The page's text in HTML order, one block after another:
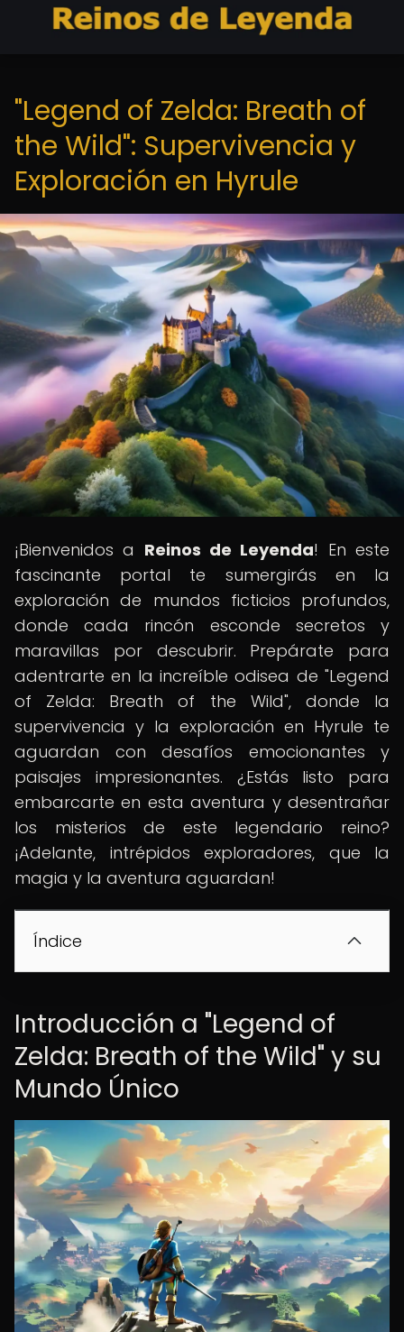
"Legend of Zelda: Breath of
the Wild": Supervivencia y
Exploración en Hyrule
¡Bienvenidos a Reinos de Leyenda! En este
fascinante portal te sumergirás en la
exploración de mundos ficticios profundos,
donde cada rincón esconde secretos y
maravillas por descubrir. Prepárate para
adentrarte en la increíble odisea de "Legend
of Zelda: Breath of the Wild", donde la
supervivencia y la exploración en Hyrule te
aguardan con desafíos emocionantes y
paisajes impresionantes. ¿Estás listo para
embarcarte en esta aventura y desentrañar
los misterios de este legendario reino?
¡Adelante, intrépidos exploradores, que la
magia y la aventura aguardan!
Índice
Introducción a "Legend of
Zelda: Breath of the Wild" y su
Mundo Único